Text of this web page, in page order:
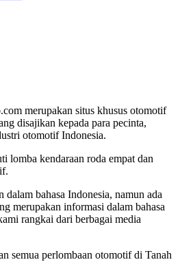
merupakan situs khusus otomotif
disajikan kepada para pecinta,
otomotif Indonesia.
lomba kendaraan roda empat dan
dalam bahasa Indonesia, namun ada
merupakan informasi dalam bahasa
rangkai dari berbagai media
semua perlombaan otomotif di Tanah